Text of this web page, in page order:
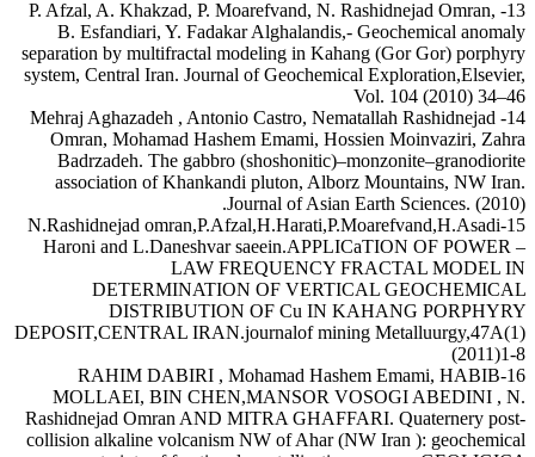
13- P. Afzal, A. Khakzad, P. Moarefvand, N. Rashidnejad Omran,
B. Esfandiari, Y. Fadakar Alghalandis,- Geochemical anomaly
separation by multifractal modeling in Kahang (Gor Gor) porphyry
system, Central Iran. Journal of Geochemical Exploration,Elsevier,
Vol. 104 (2010) 34–46
14- Mehraj Aghazadeh , Antonio Castro, Nematallah Rashidnejad
Omran, Mohamad Hashem Emami, Hossien Moinvaziri, Zahra
Badrzadeh. The gabbro (shoshonitic)–monzonite–granodiorite
association of Khankandi pluton, Alborz Mountains, NW Iran.
Journal of Asian Earth Sciences. (2010).
15-N.Rashidnejad omran,P.Afzal,H.Harati,P.Moarefvand,H.Asadi
Haroni and L.Daneshvar saeein.APPLICaTION OF POWER –
LAW FREQUENCY FRACTAL MODEL IN
DETERMINATION OF VERTICAL GEOCHEMICAL
DISTRIBUTION OF Cu IN KAHANG PORPHYRY
DEPOSIT,CENTRAL IRAN.journalof mining Metalluurgy,47A(1)
(2011)1-8
16-RAHIM DABIRI , Mohamad Hashem Emami, HABIB
MOLLAEI, BIN CHEN,MANSOR VOSOGI ABEDINI , N.
Rashidnejad Omran AND MITRA GHAFFARI. Quaternery post-
collision alkaline volcanism NW of Ahar (NW Iran ): geochemical